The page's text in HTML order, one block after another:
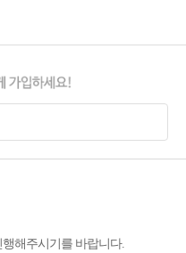
해주시기를 바랍니다.